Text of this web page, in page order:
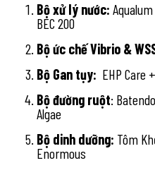
Bộ xử lý nước:
BEC 200
Bộ ức chế Vibrio &
Bộ Gan tụy: EHP Care
Bộ đường ruột:
Algae
Bộ dinh dưỡng: Tôm
Enormous